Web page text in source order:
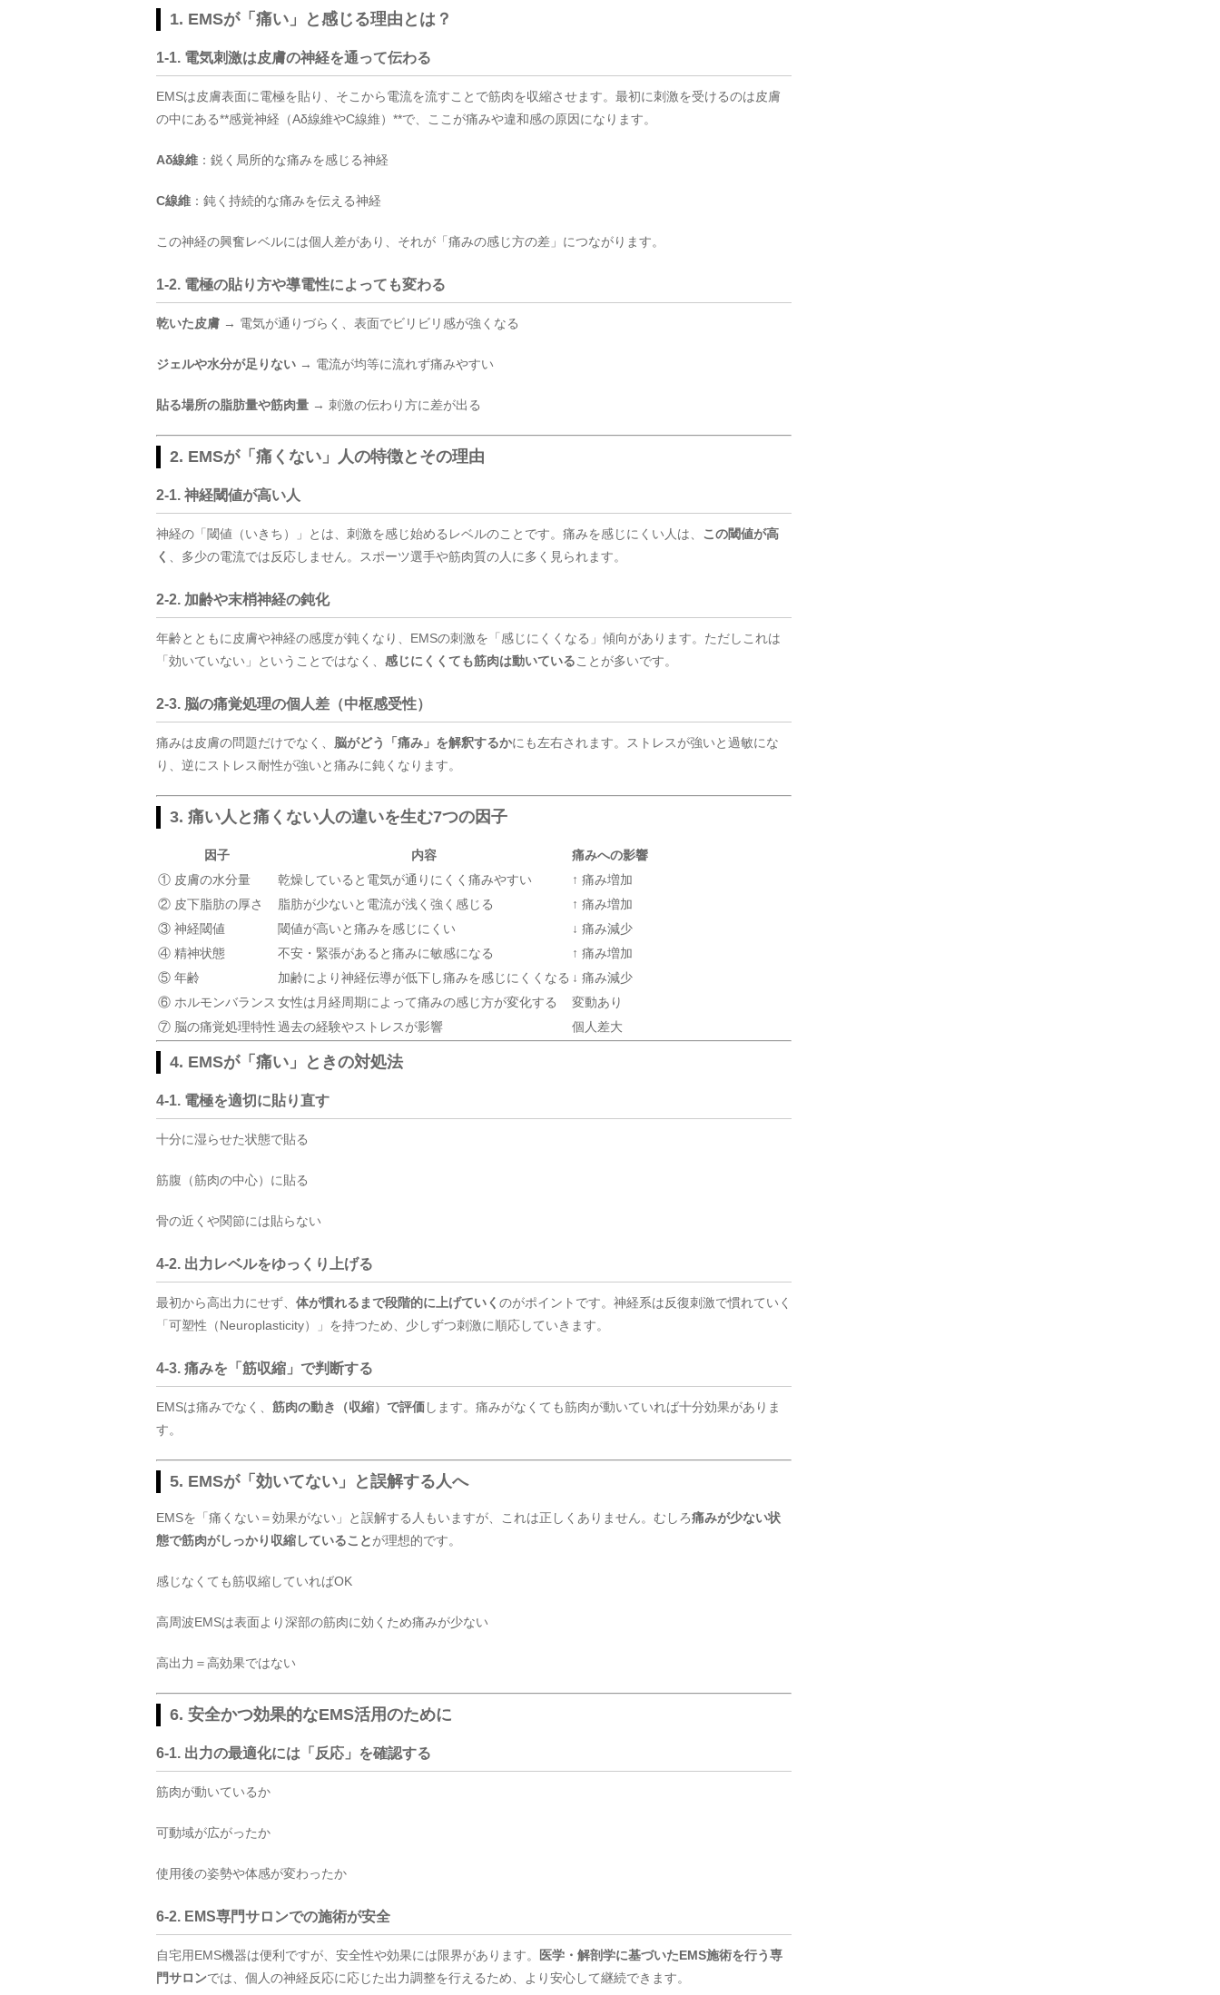
1. EMSが「痛い」と感じる理由とは？
1-1. 電気刺激は皮膚の神経を通って伝わる
EMSは皮膚表面に電極を貼り、そこから電流を流すことで筋肉を収縮させます。最初に刺激を受けるのは皮膚
の中にある**感覚神経（Aδ線維やC線維）**で、ここが痛みや違和感の原因になります。
Aδ線維 ：鋭く局所的な痛みを感じる神経
C線維 ：鈍く持続的な痛みを伝える神経
この神経の興奮レベルには個人差があり、それが「痛みの感じ方の差」につながります。
1-2. 電極の貼り方や導電性によっても変わる
乾いた皮膚 → 電気が通りづらく、表面でビリビリ感が強くなる
ジェルや水分が足りない → 電流が均等に流れず痛みやすい
貼る場所の脂肪量や筋肉量 → 刺激の伝わり方に差が出る
2. EMSが「痛くない」人の特徴とその理由
2-1. 神経閾値が高い人
神経の「閾値（いきち）」とは、刺激を感じ始めるレベルのことです。痛みを感じにくい人は、 この閾値が高
く 、多少の電流では反応しません。スポーツ選手や筋肉質の人に多く見られます。
2-2. 加齢や末梢神経の鈍化
年齢とともに皮膚や神経の感度が鈍くなり、EMSの刺激を「感じにくくなる」傾向があります。ただしこれは
「効いていない」ということではなく、 感じにくくても筋肉は動いていることが多いです。
2-3. 脳の痛覚処理の個人差（中枢感受性）
痛みは皮膚の問題だけでなく、 脳がどう「痛み」を解釈するかにも左右されます。ストレスが強いと過敏にな
り、逆にストレス耐性が強いと痛みに鈍くなります。
3. 痛い人と痛くない人の違いを生む7つの因子
因子 内容
痛みへの影響
① 皮膚の水分量
乾燥していると電気が通りにくく痛みやすい
↑ 痛み増加
② 皮下脂肪の厚さ
脂肪が少ないと電流が浅く強く感じる
↑ 痛み増加
③ 神経閾値
閾値が高いと痛みを感じにくい
↓ 痛み減少
④ 精神状態
不安・緊張があると痛みに敏感になる
↑ 痛み増加
⑤ 年齢
加齢により神経伝導が低下し痛みを感じにくくなる ↓ 痛み減少
⑥ ホルモンバランス 女性は月経周期によって痛みの感じ方が変化する
変動あり
⑦ 脳の痛覚処理特性過去の経験やストレスが影響 個人差大
4. EMSが「痛い」ときの対処法
4-1. 電極を適切に貼り直す
十分に湿らせた状態で貼る
筋腹（筋肉の中心）に貼る
骨の近くや関節には貼らない
4-2. 出力レベルをゆっくり上げる
最初から高出力にせず、 体が慣れるまで段階的に上げていく のがポイントです。神経系は反復刺激で慣れていく
「可塑性（Neuroplasticity）」を持つため、少しずつ刺激に順応していきます。
4-3. 痛みを「筋収縮」で判断する
EMSは痛みでなく、 筋肉の動き（収縮）で評価します。痛みがなくても筋肉が動いていれば十分効果がありま
す。
5. EMSが「効いてない」と誤解する人へ
EMSを「痛くない＝効果がない」と誤解する人もいますが、これは正しくありません。むしろ痛みが少ない状
態で筋肉がしっかり収縮していることが理想的です。
感じなくても筋収縮していればOK
高周波EMSは表面より深部の筋肉に効くため痛みが少ない
高出力＝高効果ではない
6. 安全かつ効果的なEMS活用のために
6-1. 出力の最適化には「反応」を確認する
筋肉が動いているか
可動域が広がったか
使用後の姿勢や体感が変わったか
6-2. EMS専門サロンでの施術が安全
自宅用EMS機器は便利ですが、安全性や効果には限界があります。
医学・解剖学に基づいたEMS施術を行う専
門サロンでは、個人の神経反応に応じた出力調整を行えるため、より安心して継続できます。